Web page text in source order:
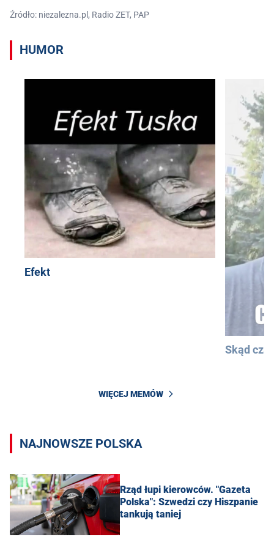
Źródło: niezalezna.pl, Radio ZET, PAP
HUMOR
Efekt
Skąd
WIĘCEJ MEMÓW
NAJNOWSZE POLSKA
Rząd łupi kierowców. "Gazeta
Polska": Szwedzi czy Hiszpanie
tankują taniej